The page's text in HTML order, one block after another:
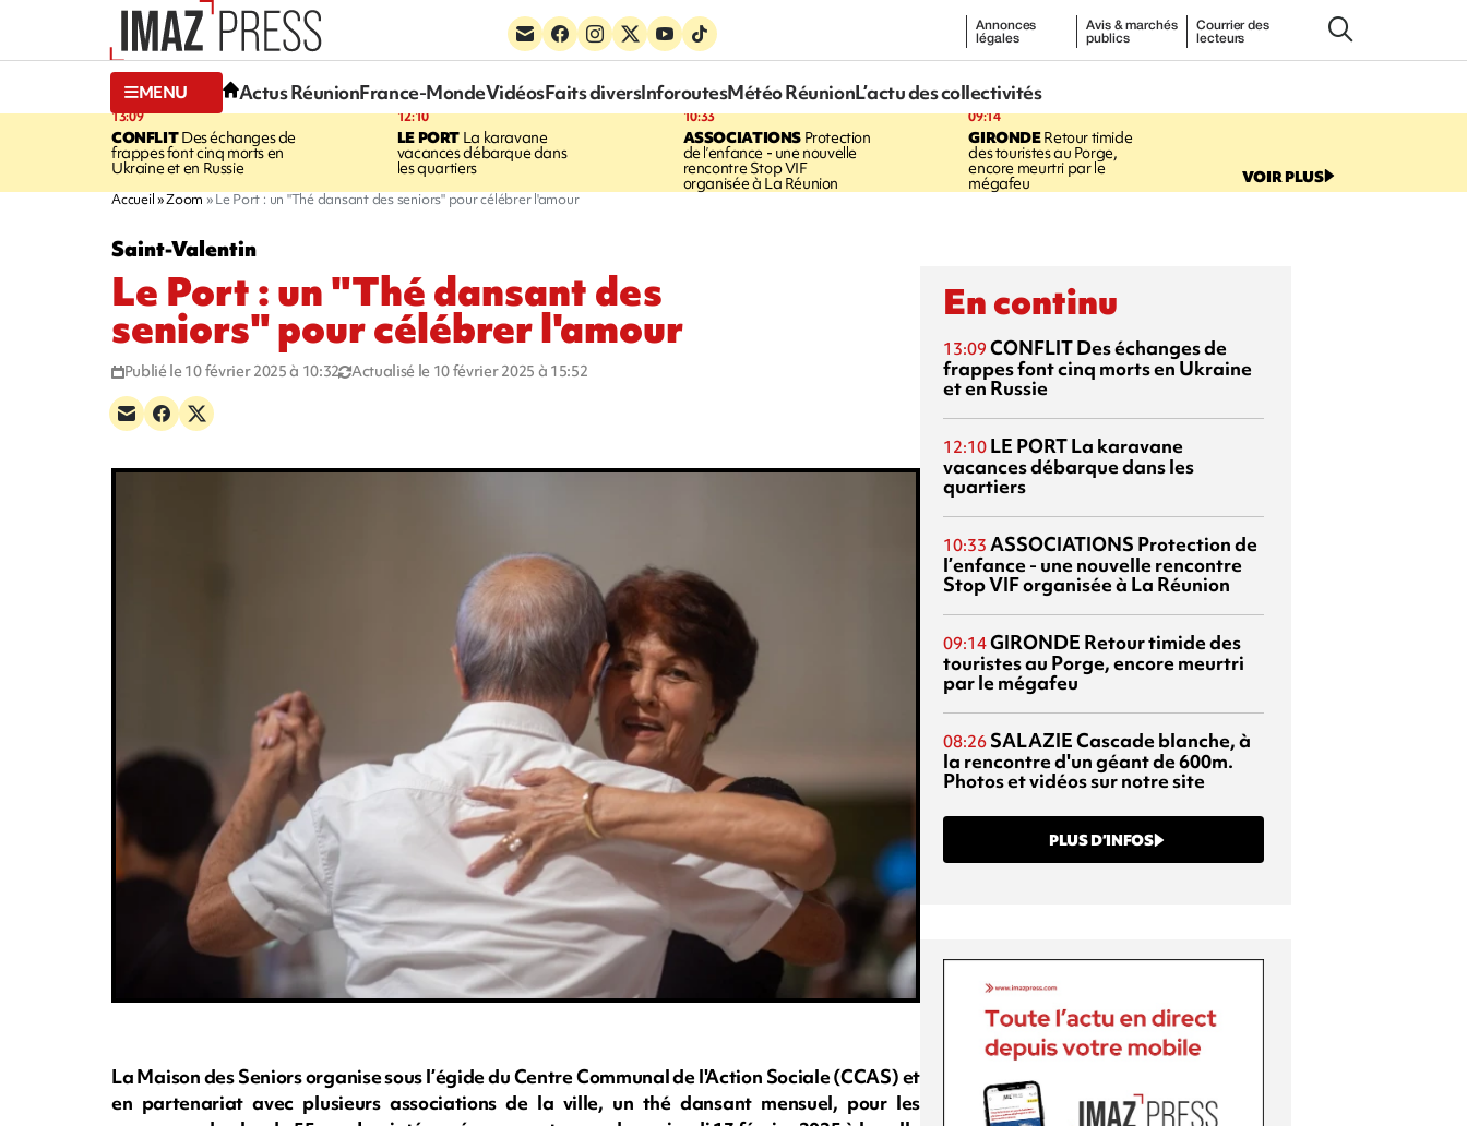
Annonces
légales
Avis & marchés
publics
Courrier des
lecteurs
MENU Actus RéunionFrance-MondeVidéosFaits diversInforoutesMétéo RéunionL’actu des collectivités
13:09
CONFLITDes échanges de
frappes font cinq morts en
Ukraine et en Russie
12:10
LE PORT La karavane
vacances débarque dans
les quartiers
10:33
ASSOCIATIONSProtection
de l’enfance - une nouvelle
rencontre Stop VIF
organisée à La Réunion
09:14
GIRONDERetour timide
des touristes au Porge,
encore meurtri par le
mégafeu VOIR PLUS
Accueil Zoom Le Port : un "Thé dansant des seniors" pour célébrer l'amour
Saint-Valentin
Le Port : un "Thé dansant des
seniors" pour célébrer l'amour
Publié le 10 février 2025 à 10:32 Actualisé le 10 février 2025 à 15:52
La Maison des Seniors organise sous l’égide du Centre Communal de l'Action Sociale (CCAS) et
en partenariat avec plusieurs associations de la ville, un thé dansant mensuel, pour les
En continu
13:09 CONFLITDes échanges de
frappes font cinq morts en Ukraine
et en Russie
12:10 LE PORTLa karavane
vacances débarque dans les
quartiers
10:33 ASSOCIATIONS Protection de
l’enfance - une nouvelle rencontre
Stop VIF organisée à La Réunion
09:14GIRONDE Retour timide des
touristes au Porge, encore meurtri
par le mégafeu
08:26 SALAZIECascade blanche, à
la rencontre d'un géant de 600m.
Photos et vidéos sur notre site
PLUS D’INFOS